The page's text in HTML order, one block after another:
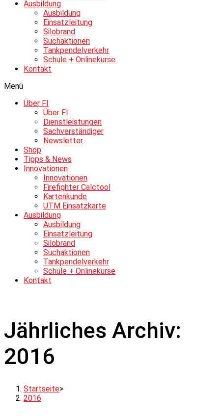
Ausbildung
Ausbildung
Einsatzleitung
Silobrand
Suchaktionen
Tankpendelverkehr
Schule + Onlinekurse
Kontakt
Menü
Über FI
Über FI
Dienstleistungen
Sachverständiger
Newsletter
Shop
Tipps & News
Innovationen
Innovationen
Firefighter Calctool
Kartenkunde
UTM Einsatzkarte
Ausbildung
Ausbildung
Einsatzleitung
Silobrand
Suchaktionen
Tankpendelverkehr
Schule + Onlinekurse
Kontakt
Jährliches Archiv:
2016
Startseite>
2016